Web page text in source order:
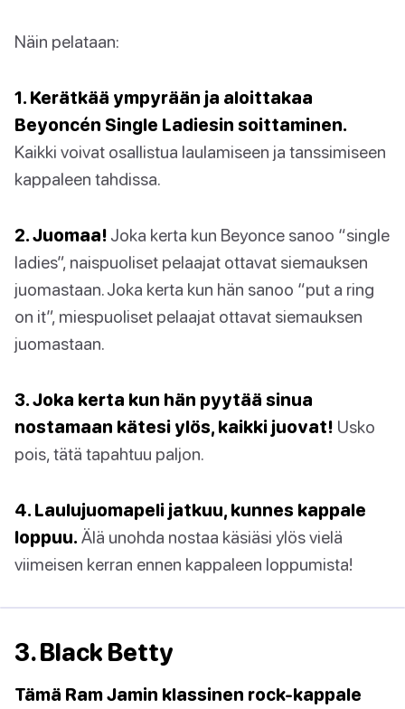
Näin pelataan:
1. Kerätkää ympyrään ja aloittakaa
Beyoncén Single Ladiesin soittaminen.
Kaikki voivat osallistua laulamiseen ja tanssimiseen
kappaleen tahdissa.
2. Juomaa! Joka kerta kun Beyonce sanoo “single
ladies”, naispuoliset pelaajat ottavat siemauksen
juomastaan. Joka kerta kun hän sanoo “put a ring
on it”, miespuoliset pelaajat ottavat siemauksen
juomastaan.
3. Joka kerta kun hän pyytää sinua
nostamaan kätesi ylös, kaikki juovat! Usko
pois, tätä tapahtuu paljon.
4. Laulujuomapeli jatkuu, kunnes kappale
loppuu. Älä unohda nostaa käsiäsi ylös vielä
viimeisen kerran ennen kappaleen loppumista!
3. Black Betty
Tämä Ram Jamin klassinen rock-kappale